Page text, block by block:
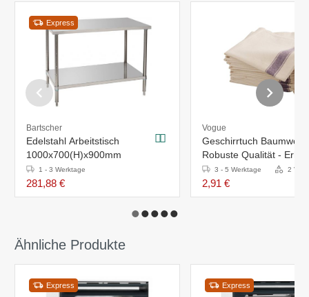
Express
Bartscher
Edelstahl Arbeitstisch
1000x700(H)x900mm
1 - 3 Werktage
281,88 €
Vogue
Geschirrtuch
Robuste Qualität -
Farben - Preis pro Stück
3 - 5 Werktage 2
2,91 €
Ähnliche Produkte
Express Express